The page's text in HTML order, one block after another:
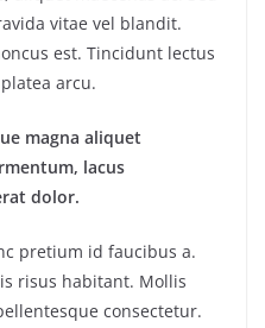
vitae vel blandit.
est. Tincidunt lectus
arcu.
magna aliquet
lacus
dolor.
pretium id faucibus a.
risus habitant. Mollis
consectetur.